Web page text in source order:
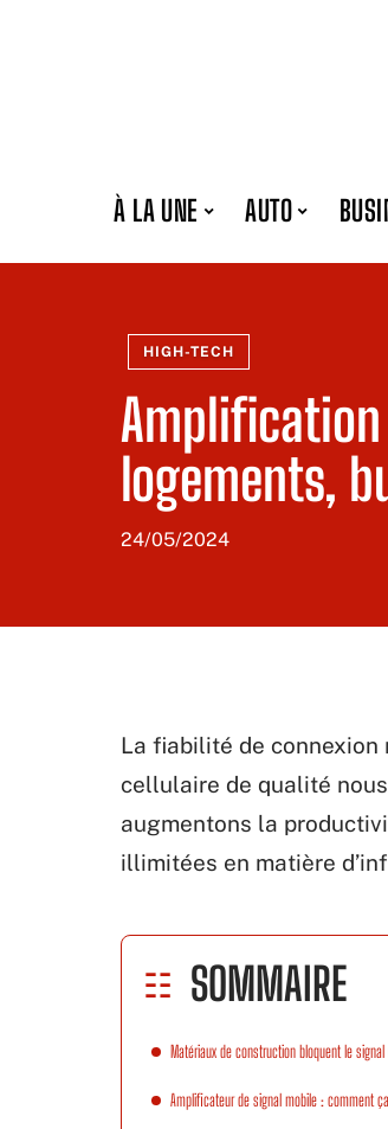
À LA UNE AUTO
HIGH-TECH
logements,
24/05/2024
La fiabilité de connexion
cellulaire de qualité
augmentons la
illimitées en matière
SOMMAIRE
Matériaux de construction bloquent le
Amplificateur de signal mobile : comment